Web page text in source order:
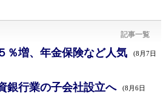
記事一覧
％増、年金保険など人気 (8月7日
銀行業の子会社設立へ (8月6日